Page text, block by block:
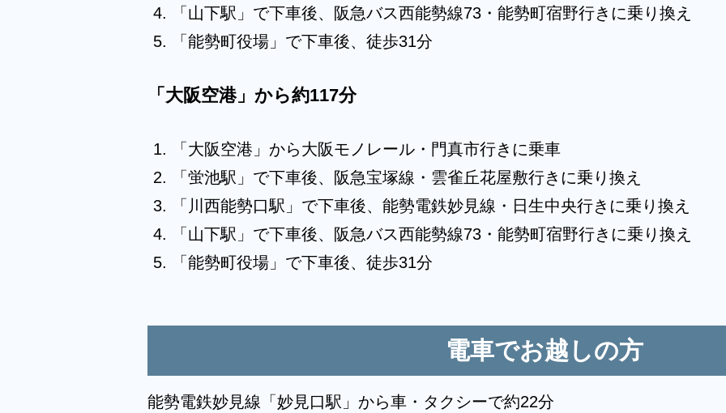
「山下駅」で下車後、阪急バス西能勢線73・能勢町宿野行きに乗り換え
「能勢町役場」で下車後、徒歩31分
「大阪空港」から約117分
「大阪空港」から大阪モノレール・門真市行きに乗車
「蛍池駅」で下車後、阪急宝塚線・雲雀丘花屋敷行きに乗り換え
「川西能勢口駅」で下車後、能勢電鉄妙見線・日生中央行きに乗り換え
「山下駅」で下車後、阪急バス西能勢線73・能勢町宿野行きに乗り換え
「能勢町役場」で下車後、徒歩31分
電車でお越しの方
能勢電鉄妙見線「妙見口駅」から車・タクシーで約22分